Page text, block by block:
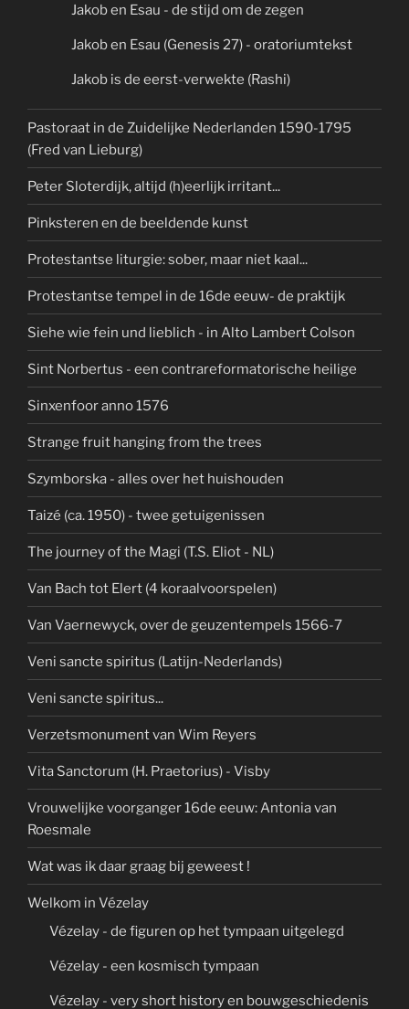
Jakob en Esau - de stijd om de zegen
Jakob en Esau (Genesis 27) - oratoriumtekst
Jakob is de eerst-verwekte (Rashi)
Pastoraat in de Zuidelijke Nederlanden 1590-1795
(Fred van Lieburg)
Peter Sloterdijk, altijd (h)eerlijk irritant...
Pinksteren en de beeldende kunst
Protestantse liturgie: sober, maar niet kaal...
Protestantse tempel in de 16de eeuw- de praktijk
Siehe wie fein und lieblich - in Alto Lambert Colson
Sint Norbertus - een contrareformatorische heilige
Sinxenfoor anno 1576
Strange fruit hanging from the trees
Szymborska - alles over het huishouden
Taizé (ca. 1950) - twee getuigenissen
The journey of the Magi (T.S. Eliot - NL)
Van Bach tot Elert (4 koraalvoorspelen)
Van Vaernewyck, over de geuzentempels 1566-7
Veni sancte spiritus (Latijn-Nederlands)
Veni sancte spiritus...
Verzetsmonument van Wim Reyers
Vita Sanctorum (H. Praetorius) - Visby
Vrouwelijke voorganger 16de eeuw: Antonia van
Roesmale
Wat was ik daar graag bij geweest !
Welkom in Vézelay
Vézelay - de figuren op het tympaan uitgelegd
Vézelay - een kosmisch tympaan
Vézelay - very short history en bouwgeschiedenis